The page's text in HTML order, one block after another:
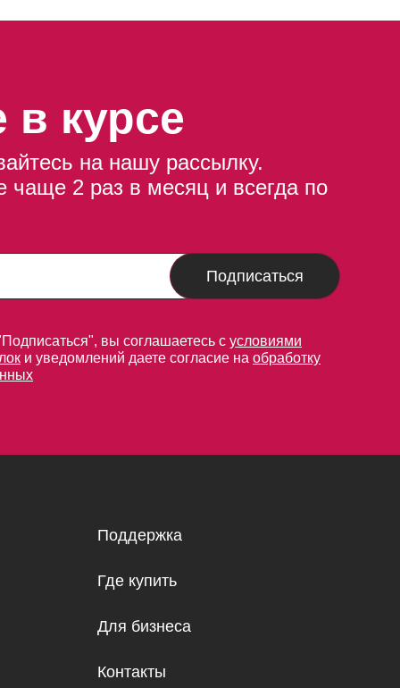
в курсе
на нашу рассылку.
2 раз в месяц и всегда по
Подписаться
вы соглашаетесь с условиями
и уведомлений даете согласие на обработку
Поддержка
Где купить
Для бизнеса
Контакты